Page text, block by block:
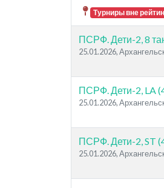
Турниры вне
ПСРФ. Дети-2, 8
25.01.2026,
ПСРФ. Дети-2, LA
25.01.2026,
ПСРФ. Дети-2, ST
25.01.2026,